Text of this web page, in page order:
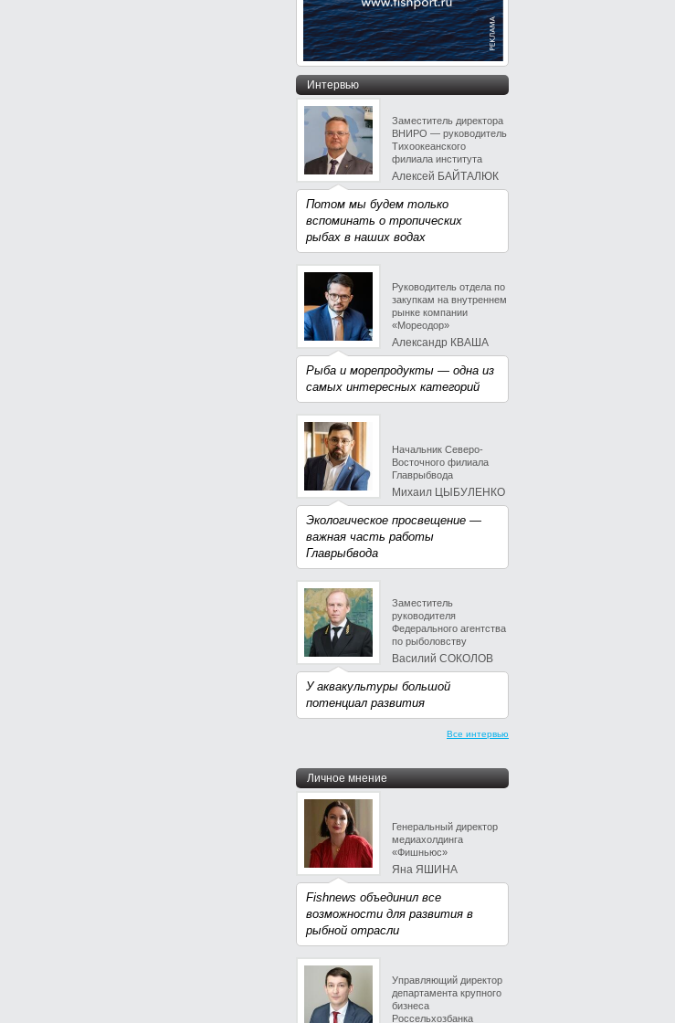
Интервью
Заместитель директора
ВНИРО — руководитель
Тихоокеанского
филиала института
Алексей БАЙТАЛЮК
Потом мы будем только
вспоминать о тропических
рыбах в наших водах
Руководитель отдела по
закупкам на внутреннем
рынке компании
«Мореодор»
Александр КВАША
Рыба и морепродукты — одна из
самых интересных категорий
Начальник Северо-
Восточного филиала
Главрыбвода
Михаил ЦЫБУЛЕНКО
Экологическое просвещение —
важная часть работы
Главрыбвода
Заместитель
руководителя
Федерального агентства
по рыболовству
Василий СОКОЛОВ
У аквакультуры большой
потенциал развития
Все интервью
Личное мнение
Генеральный директор
медиахолдинга
«Фишньюс»
Яна ЯШИНА
Fishnews объединил все
возможности для развития в
рыбной отрасли
Управляющий директор
департамента крупного
бизнеса
Россельхозбанка